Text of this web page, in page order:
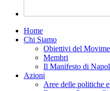
Home
Chi Siamo
Obiettivi del
Membri
Il Manifesto di
Azioni
Aree delle politiche